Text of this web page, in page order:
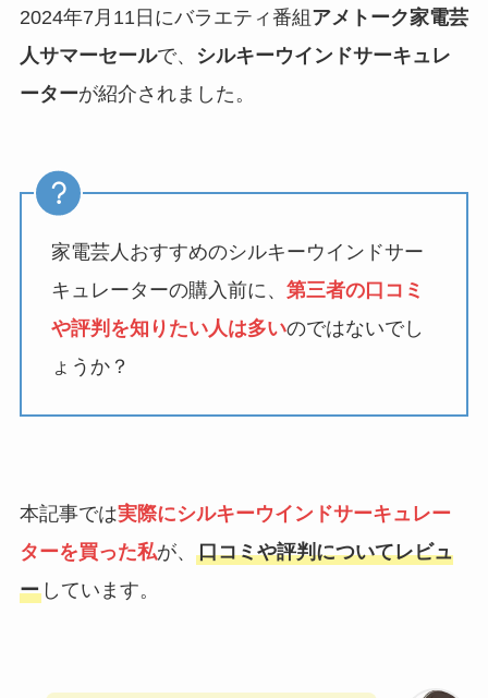
2024年7月11日にバラエティ番組 アメトーク家電芸
人サマーセールで、
シルキーウインドサーキュレ
ーターが紹介されました。
家電芸人おすすめのシルキーウインドサー
キュレーターの購入前に、 第三者の口コミ
や評判を知りたい人は多いのではないでし
ょうか？
本記事では実際にシルキーウインドサーキュレー
ターを買った私が、 口コミや評判についてレビュ
ーしています。